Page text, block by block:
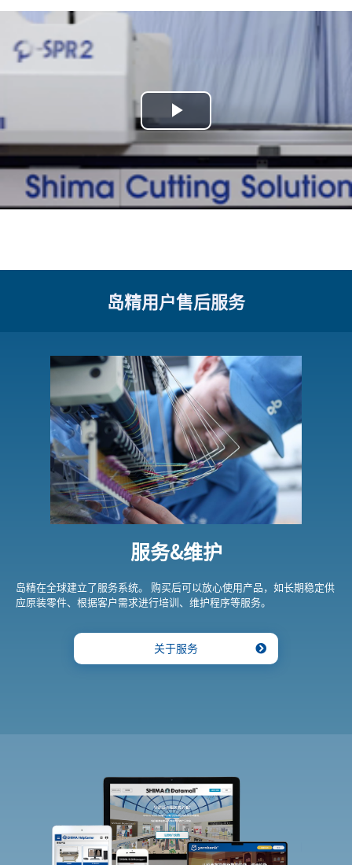
岛精用户售后服务
服务&维护
岛精在全球建立了服务系统。 购买后可以放心使用产品，如长期稳定供
应原装零件、根据客户需求进行培训、维护程序等服务。
关于服务